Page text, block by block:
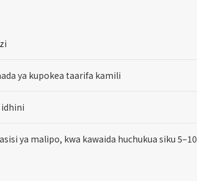
ya kupokea taarifa kamili
idhini
ya malipo, kwa kawaida huchukua siku 5–10